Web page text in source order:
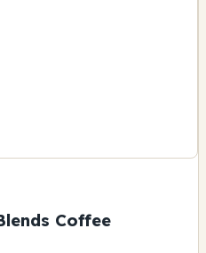
Coffee